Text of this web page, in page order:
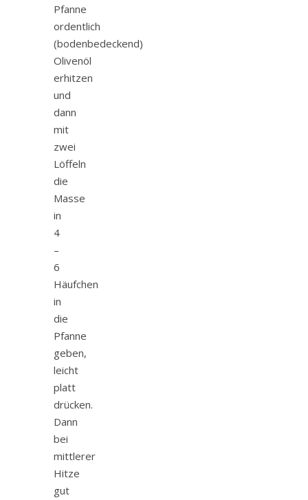
Pfanne
ordentlich
(bodenbedeckend)
Olivenöl
erhitzen
und
dann
mit
zwei
Löffeln
die
Masse
in
4
–
6
Häufchen
in
die
Pfanne
geben,
leicht
platt
drücken.
Dann
bei
mittlerer
Hitze
gut